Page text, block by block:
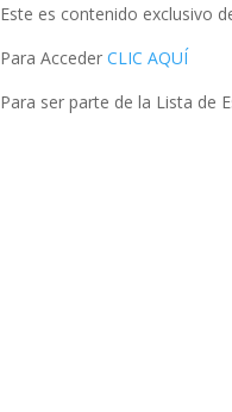
Este es contenido exclusivo
Para Acceder CLIC AQUÍ
Para ser parte de la Lista de